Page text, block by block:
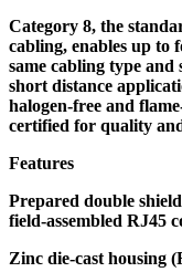
Category 8, the
cabling, enables up to
same cabling type
short distance
halogen-free and
certified for quality
Features
Prepared double
field-assembled RJ45
Zinc die-cast housing